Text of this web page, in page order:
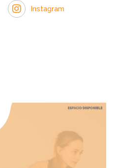
Instagram